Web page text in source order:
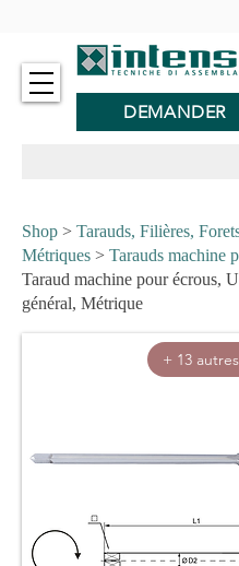
DEMANDER
Shop > Tarauds, Filières,
Métriques > Tarauds machine
Taraud machine pour écrous,
général, Métrique
+ 13